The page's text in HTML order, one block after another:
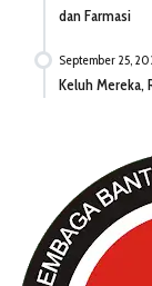
dan Farmasi
September 25,
Keluh Mereka,